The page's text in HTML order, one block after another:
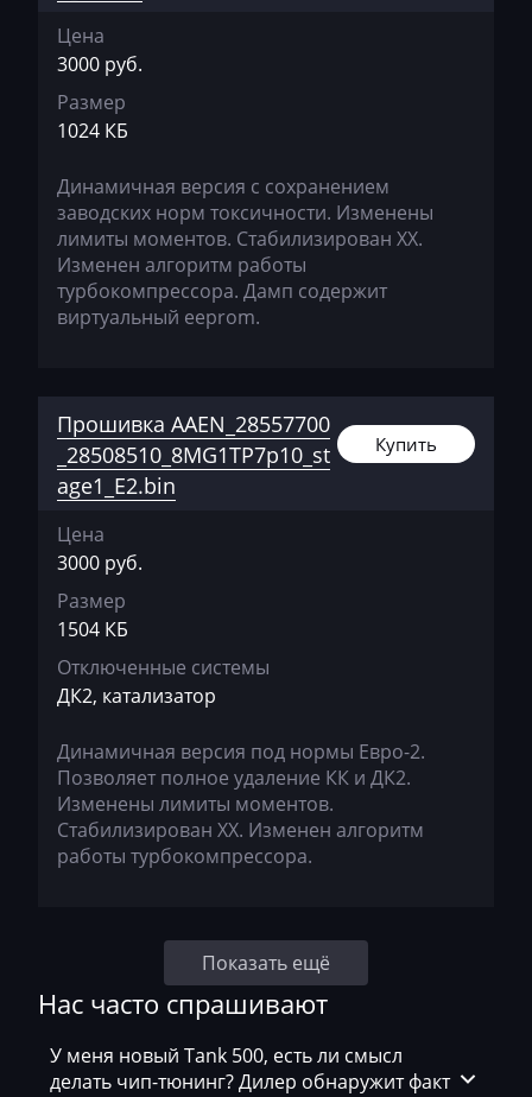
JMC
JohnDeere
Kaiyi
Kalmar
Kassbohrer
Kato
Keestrack
Kenworth
KingLong
Kioti
Kleemann
Kobelco
Kohler
Komatsu
Konecranes
Krone
Kubota
Lancia
LDV
Lexus
Liebherr
Цена
3000 руб.
Размер
1024 КБ
Динамичная версия с сохранением
заводских норм токсичности. Изменены
лимиты моментов. Стабилизирован ХХ.
Изменен алгоритм работы
турбокомпрессора. Дамп содержит
виртуальный eeprom.
Прошивка AAEN_28557700
_28508510_8MG1TP7p10_st
age1_E2.bin
Купить
Цена
3000 руб.
Размер
1504 КБ
Отключенные системы
ДК2, катализатор
Динамичная версия под нормы Евро-2.
Позволяет полное удаление КК и ДК2.
Изменены лимиты моментов.
Стабилизирован ХХ. Изменен алгоритм
работы турбокомпрессора.
Показать ещё
Нас часто спрашивают
У меня новый Tank 500, есть ли смысл
делать чип-тюнинг? Дилер обнаружит факт